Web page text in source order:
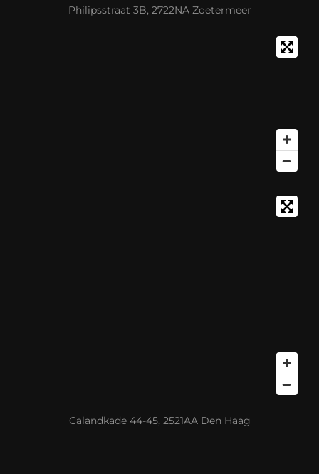
Philipsstraat 3B, 2722NA Zoetermeer
Calandkade 44-45, 2521AA Den Haag